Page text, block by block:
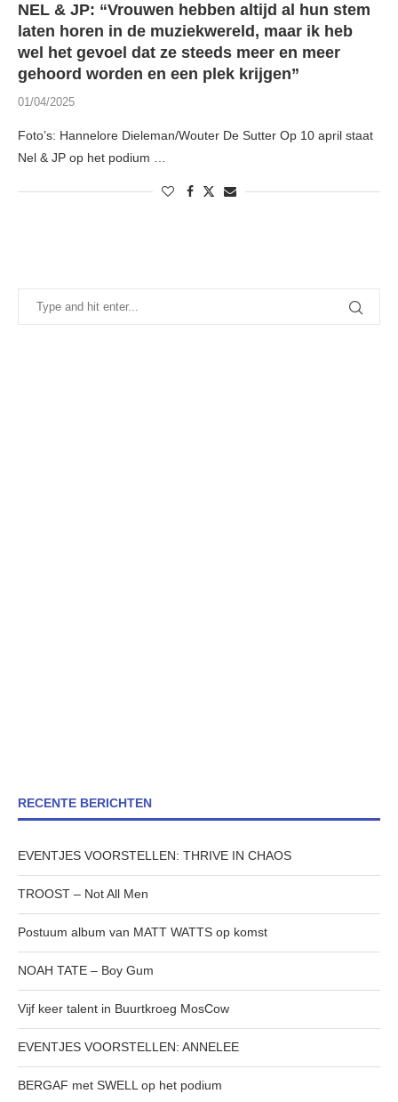
NEL & JP: “Vrouwen hebben altijd al hun stem
laten horen in de muziekwereld, maar ik heb
wel het gevoel dat ze steeds meer en meer
gehoord worden en een plek krijgen”
01/04/2025
Foto’s: Hannelore Dieleman/Wouter De Sutter Op 10 april staat
Nel & JP op het podium …
RECENTE BERICHTEN
EVENTJES VOORSTELLEN: THRIVE IN CHAOS
TROOST – Not All Men
Postuum album van MATT WATTS op komst
NOAH TATE – Boy Gum
Vijf keer talent in Buurtkroeg MosCow
EVENTJES VOORSTELLEN: ANNELEE
BERGAF met SWELL op het podium